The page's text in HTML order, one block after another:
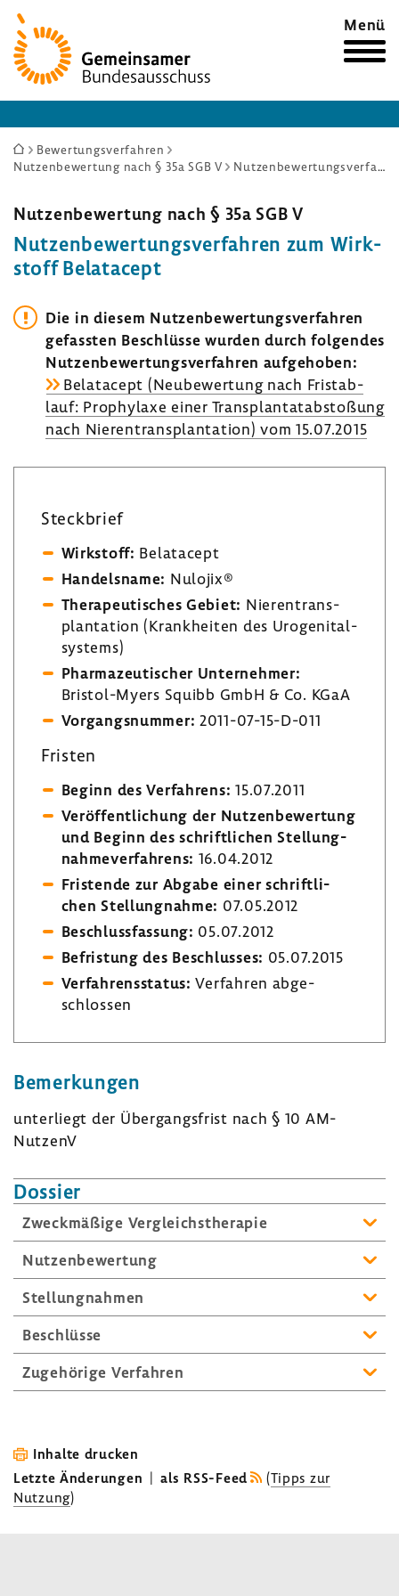
Zur
Startseite
Menü
Sie
sind
Bewertungsverfahren
Nutzenbewertung nach § 35a SGB V
Nutzenbewertungsverfahren zum Wirkstoff Belatacept
Nutzen­be­wer­tung nach § 35a SGB V
Nutzen­be­wer­tungs­ver­fahren zum Wirk­
stoff Belat­acept
Die in diesem Nutzen­be­wer­tungs­ver­fahren
gefassten Beschlüsse wurden durch folgendes
Nutzen­be­wer­tungs­ver­fahren aufge­hoben:
Belat­acept (Neube­wer­tung nach Frist­ab­
lauf: Prophy­laxe einer Trans­plan­tat­ab­sto­ßung
nach Nieren­trans­plan­ta­tion) vom 15.07.2015
Steck­brief
Wirk­stoff: Belat­acept
Handels­name: Nulojix®
Thera­peu­ti­sches Gebiet: Nieren­trans­
plan­ta­tion (Krank­heiten des Uroge­ni­tal­
sys­tems)
Phar­ma­zeu­ti­scher Unter­nehmer:
Bristol-​Myers Squibb GmbH & Co. KGaA
Vorgangs­nummer: 2011-​07-15-D-011
Fristen
Beginn des Verfah­rens: 15.07.2011
Veröf­fent­li­chung der Nutzen­be­wer­tung
und Beginn des schrift­li­chen Stel­lung­
nah­me­ver­fah­rens: 16.04.2012
Fris­tende zur Abgabe einer schrift­li­
chen Stel­lung­nahme: 07.05.2012
Beschluss­fas­sung: 05.07.2012
Befris­tung des Beschlusses: 05.07.2015
Verfah­rens­status: Verfahren abge­
schlossen
Bemer­kungen
unter­liegt der Über­gangs­frist nach § 10 AM-​
NutzenV
Dossier
Zweck­mä­ßige Vergleichs­the­rapie
Nutzen­be­wer­tung
Stel­lung­nahmen
Beschlüsse
Zuge­hö­rige Verfahren
Inhalte drucken
Letzte Änderungen | als RSS-Feed (Tipps zur
Nutzung)